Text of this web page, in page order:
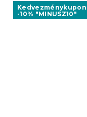
Kedvezménykupon
-10% "MINUSZ10"